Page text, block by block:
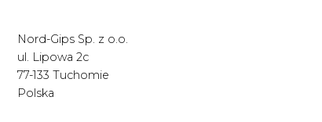
Nord-Gips Sp. z o.o.
ul. Lipowa 2c
77-133 Tuchomie
Polska